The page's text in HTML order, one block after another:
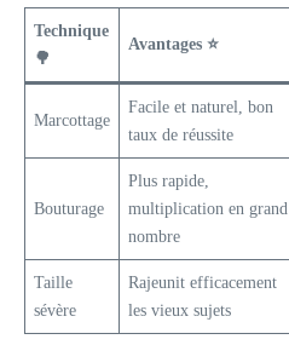
Technique
🌳
Avantages ⭐
Marcottage
Facile et naturel, bon
taux de réussite
Bouturage
Plus rapide,
multiplication en grand
nombre
Taille
sévère
Rajeunit efficacement
les vieux sujets